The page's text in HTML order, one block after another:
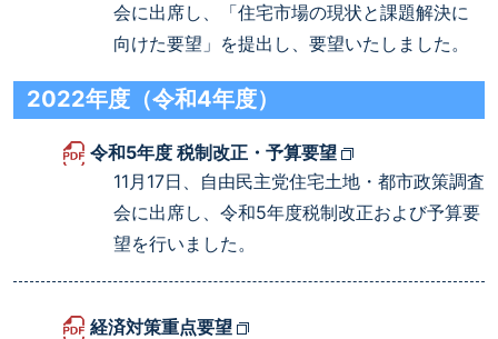
会に出席し、「住宅市場の現状と課題解決に
向けた要望」を提出し、要望いたしました。
2022年度（令和4年度）
令和5年度 税制改正・予算要望
11月17日、自由民主党住宅土地・都市政策調査
会に出席し、令和5年度税制改正および予算要
望を行いました。
経済対策重点要望